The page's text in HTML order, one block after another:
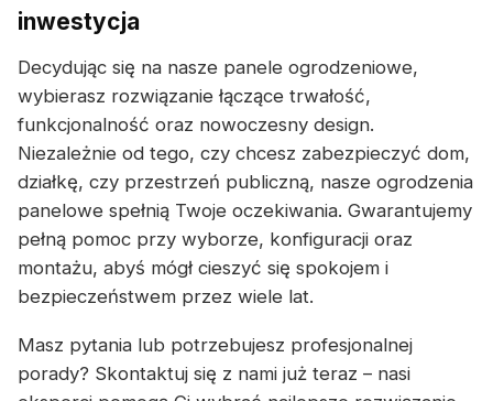
inwestycja
Decydując się na nasze panele ogrodzeniowe,
wybierasz rozwiązanie łączące trwałość,
funkcjonalność oraz nowoczesny design.
Niezależnie od tego, czy chcesz zabezpieczyć dom,
działkę, czy przestrzeń publiczną, nasze ogrodzenia
panelowe spełnią Twoje oczekiwania. Gwarantujemy
pełną pomoc przy wyborze, konfiguracji oraz
montażu, abyś mógł cieszyć się spokojem i
bezpieczeństwem przez wiele lat.
Masz pytania lub potrzebujesz profesjonalnej
porady? Skontaktuj się z nami już teraz – nasi